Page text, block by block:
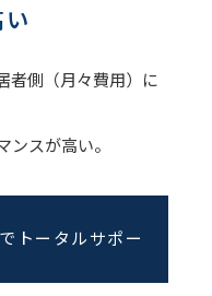
者側（月々費用）に
ンスが高い。
でトータルサポー